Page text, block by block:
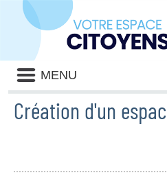
Liste
des
avertissements
MENU
Création d'un